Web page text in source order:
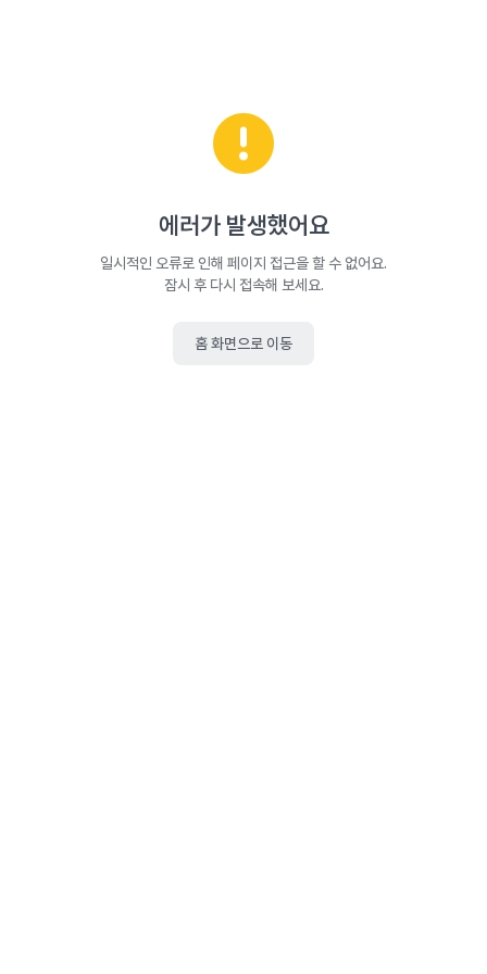
에러가 발생했어요
일시적인 오류로 인해 페이지 접근을 할 수 없어요.
잠시 후 다시 접속해 보세요.
홈 화면으로 이동